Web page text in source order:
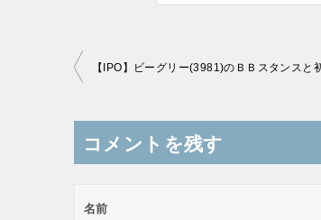
投
ナ
ビ
ー
【IPO】ビーグリー(3981)のＢＢスタンスと
コメントを残す
名前